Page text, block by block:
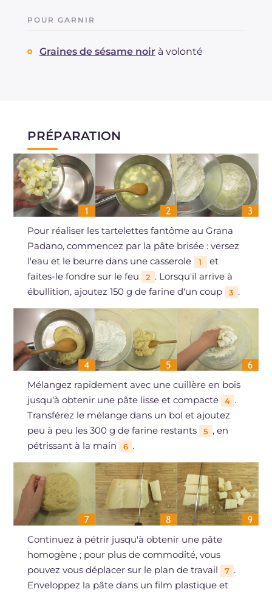
POUR GARNIR
Graines de sésame noir à volonté
PRÉPARATION
Pour réaliser les tartelettes fantôme au Grana
Padano, commencez par la pâte brisée : versez
l'eau et le beurre dans une casserole
1
et
faites-le fondre sur le feu
2 . Lorsqu'il arrive à
ébullition, ajoutez 150 g de farine d'un coup
3 .
Mélangez rapidement avec une cuillère en bois
jusqu'à obtenir une pâte lisse et compacte
4 .
Transférez le mélange dans un bol et ajoutez
peu à peu les 300 g de farine restants
5 , en
pétrissant à la main
6 .
Continuez à pétrir jusqu'à obtenir une pâte
homogène ; pour plus de commodité, vous
pouvez vous déplacer sur le plan de travail
7 .
Enveloppez la pâte dans un film plastique et